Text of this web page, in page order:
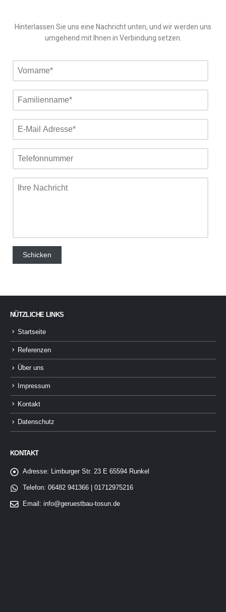
Hinterlassen Sie uns eine Nachricht unten, und wir werden uns
umgehend mit Ihnen in Verbindung setzen.
NÜTZLICHE LINKS
Startseite
Referenzen
Über uns
Impressum
Kontakt
Datenschutz
KONTAKT
Adresse: Limburger Str. 23 E 65594 Runkel
Telefon: 06482 941366 | 01712975216
Email: info@geruestbau-tosun.de